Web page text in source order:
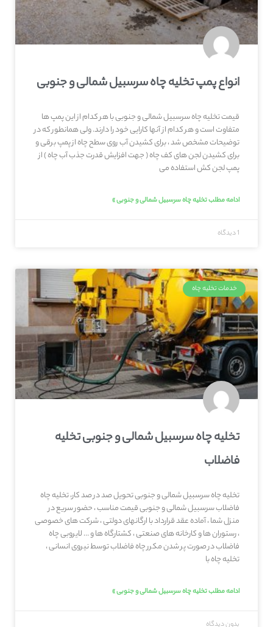
انواع پمپ تخلیه چاه سرسبیل شمالی و جنوبی
قیمت تخلیه چاه سرسبیل شمالی و جنوبی با هر کدام از این پمپ ها
متفاوت است و هر کدام از آنها کارایی خود را دارند. ولی همانطور که در
توضیحات مشخص شد ، برای کشیدن آب روی سطح چاه از پمپ برقی و
برای کشیدن لجن های کف چاه ( جهت افزایش قدرت جذب آب چاه ) از
پمپ لجن کش استفاده می
ادامه مطلب تخلیه چاه سرسبیل شمالی و جنوبی »
1 دیدگاه
خدمات تخلیه چاه
تخلیه چاه سرسبیل شمالی و جنوبی تخلیه
فاضلاب
تخلیه چاه سرسبیل شمالی و جنوبی تحویل صد در صد کار، تخلیه چاه
فاضلاب سرسبیل شمالی و جنوبی قیمت مناسب ، حضور سریع در
منزل شما ، آماده عقد قرارداد با ارگانهای دولتی ، شرکت های خصوصی
، رستوران ها و کارخانه های صنعتی ، کشتارگاه ها و … لایروبی چاه
فاضلاب در صورت پر شدن مکرر چاه فاضلاب توسط نیروی انسانی ،
تخلیه چاه با
ادامه مطلب تخلیه چاه سرسبیل شمالی و جنوبی »
بدون دیدگاه